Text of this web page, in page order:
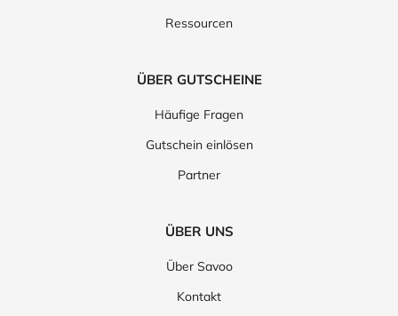
Ressourcen
ÜBER GUTSCHEINE
Häufige Fragen
Gutschein einlösen
Partner
ÜBER UNS
Über Savoo
Kontakt